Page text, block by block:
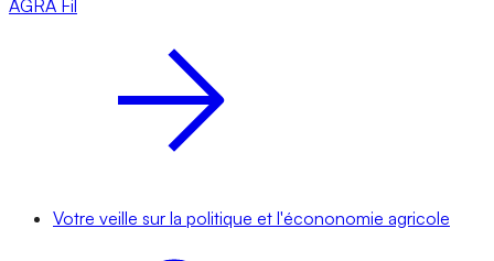
AGRA Fil
Votre veille sur la politique et l'écononomie agricole